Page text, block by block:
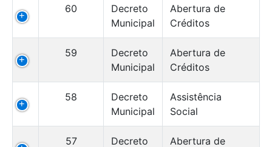
60
Decreto
Municipal
Abertura de
Créditos
59
Decreto
Municipal
Abertura de
Créditos
58
Decreto
Municipal
Assistência
Social
57 Decreto Abertura de